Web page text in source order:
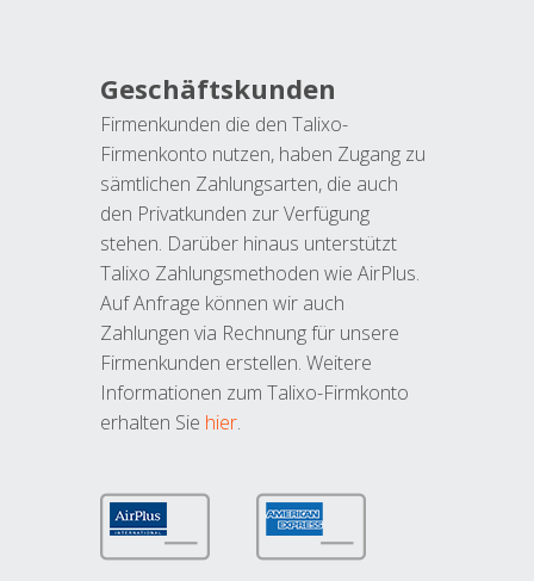
Geschäftskunden
Firmenkunden die den Talixo-
Firmenkonto nutzen, haben Zugang zu
sämtlichen Zahlungsarten, die auch
den Privatkunden zur Verfügung
stehen. Darüber hinaus unterstützt
Talixo Zahlungsmethoden wie AirPlus.
Auf Anfrage können wir auch
Zahlungen via Rechnung für unsere
Firmenkunden erstellen. Weitere
Informationen zum Talixo-Firmkonto
erhalten Sie hier.